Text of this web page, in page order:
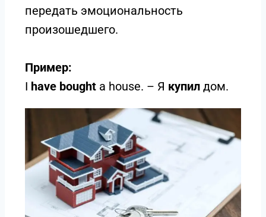
передать эмоциональность
произошедшего.
Пример:
I have bought a house. – Я купил дом.